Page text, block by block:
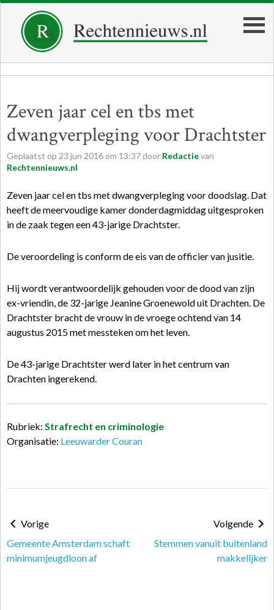
Zeven jaar cel en tbs met
dwangverpleging voor Drachtster
Geplaatst op 23 jun 2016 om 13:37 door Redactievan
Rechtennieuws.nl
Zeven jaar cel en tbs met dwangverpleging voor doodslag. Dat
heeft de meervoudige kamer donderdagmiddag uitgesproken
in de zaak tegen een 43-jarige Drachtster.
De veroordeling is conform de eis van de officier van jusitie.
Hij wordt verantwoordelijk gehouden voor de dood van zijn
ex-vriendin, de 32-jarige Jeanine Groenewold uit Drachten. De
Drachtster bracht de vrouw in de vroege ochtend van 14
augustus 2015 met messteken om het leven.
De 43-jarige Drachtster werd later in het centrum van
Drachten ingerekend.
Rubriek: Strafrecht en criminologie
Organisatie: Leeuwarder Couran
Vorige
Gemeente Amsterdam schaft
minimumjeugdloon af
Volgende
Stemmen vanuit buitenland
makkelijker